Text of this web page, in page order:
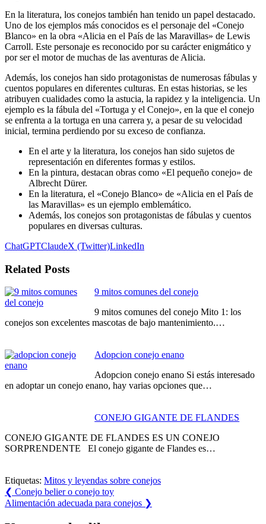
En la literatura, los conejos también han tenido un papel destacado.
Uno de los ejemplos más conocidos es el personaje del «Conejo
Blanco» en la obra «Alicia en el País de las Maravillas» de Lewis
Carroll. Este personaje es reconocido por su carácter enigmático y
por ser el motor de muchas de las aventuras de Alicia.
Además, los conejos han sido protagonistas de numerosas fábulas y
cuentos populares en diferentes culturas. En estas historias, se les
atribuyen cualidades como la astucia, la rapidez y la inteligencia. Un
ejemplo es la fábula del «Tortuga y el Conejo», en la que el conejo
se enfrenta a la tortuga en una carrera y, a pesar de su velocidad
inicial, termina perdiendo por su exceso de confianza.
En el arte y la literatura, los conejos han sido sujetos de
representación en diferentes formas y estilos.
En la pintura, destacan obras como «El pequeño conejo» de
Albrecht Dürer.
En la literatura, el «Conejo Blanco» de «Alicia en el País de
las Maravillas» es un ejemplo emblemático.
Además, los conejos son protagonistas de fábulas y cuentos
populares en diversas culturas.
ChatGPTClaudeX (Twitter)LinkedIn
Related Posts
9 mitos comunes del conejo
9 mitos comunes del conejo Mito 1: los
conejos son excelentes mascotas de bajo mantenimiento.…
Adopcion conejo enano
Adopcion conejo enano Si estás interesado
en adoptar un conejo enano, hay varias opciones que…
CONEJO GIGANTE DE FLANDES
CONEJO GIGANTE DE FLANDES ES UN CONEJO
SORPRENDENTE El conejo gigante de Flandes es…
Etiquetas: Mitos y leyendas sobre conejos
Navegación
de
❮ Previous
Post:
Conejo belier o conejo toy
Next
Alimentación adecuada para conejos ❯